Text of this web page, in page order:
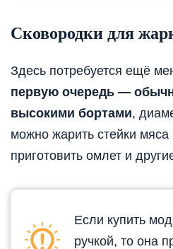
Сковородки для
Здесь потребуется ещё
первую очередь —
высокими бортами,
можно жарить стейки
приготовить омлет и
Если купить
ручкой, то она